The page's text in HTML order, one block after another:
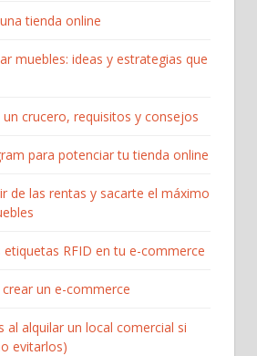
tienda online
muebles: ideas y estrategias que
crucero, requisitos y consejos
para potenciar tu tienda online
de las rentas y sacarte el máximo
etiquetas RFID en tu e-commerce
un e-commerce
al alquilar un local comercial si
evitarlos)